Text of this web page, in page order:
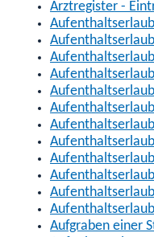
Arztregister -
Aufgraben einer